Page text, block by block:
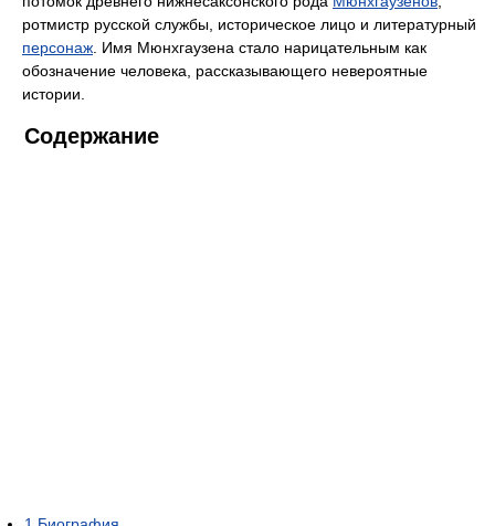
ротмистр русской службы, историческое лицо и литературный
персонаж . Имя Мюнхгаузена стало нарицательным как
обозначение человека, рассказывающего невероятные
истории.
Содержание